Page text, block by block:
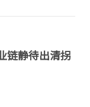
链静待出清拐